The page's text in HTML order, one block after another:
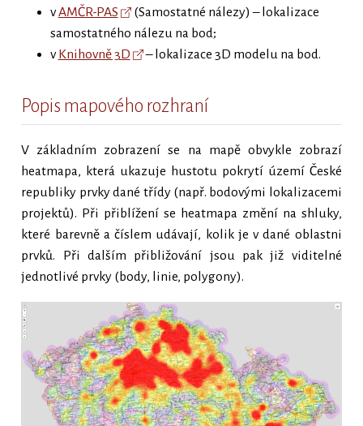
vAMČR-PAS
(Samostatné nálezy) – lokalizace
samostatného nálezu na bod;
v Knihovně 3D – lokalizace 3D modelu na bod.
Popis mapového rozhraní
V základním zobrazení se na mapě obvykle zobrazí
heatmapa, která ukazuje hustotu pokrytí území České
republiky prvky dané třídy (např. bodovými lokalizacemi
projektů). Při přiblížení se heatmapa změní na shluky,
které barevně a číslem udávají, kolik je v dané oblastni
prvků. Při dalším přibližování jsou pak již viditelné
jednotlivé prvky (body, linie, polygony).